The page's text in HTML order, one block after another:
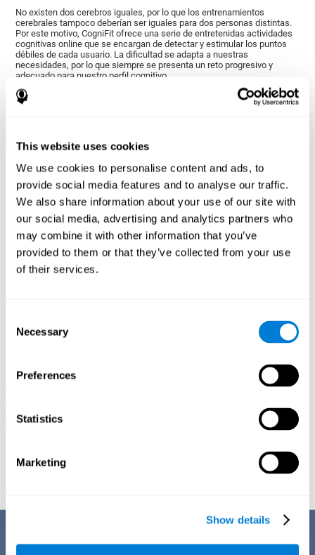
This website uses cookies
We use cookies to personalise content and ads, to
provide social media features and to analyse our traffic.
We also share information about your use of our site with
our social media, advertising and analytics partners who
may combine it with other information that you’ve
provided to them or that they’ve collected from your use
of their services.
Selection
Necessary
Preferences
Statistics
Marketing
Show details
No existen dos cerebros iguales, por lo que los entrenamientos
cerebrales tampoco deberían ser iguales para dos personas distintas.
Por este motivo, CogniFit ofrece una serie de entretenidas actividades
cognitivas online que se encargan de detectar y estimular los puntos
débiles de cada usuario. La dificultad se adapta a nuestras
necesidades, por lo que siempre se presenta un reto progresivo y
adecuado para nuestro perfil cognitivo.
El entrenamiento de CogniFit se basa en la neuroplasticidad para
fortalecer las capacidades cognitivas alteradas durante el tratamiento
adapte a las demandas que nos rodean. De esta forma, si el
requieren una reacción directa por nuestra parte, nuestro cerebro se
acabará adaptando para dar una respuesta más eficiente, modificando
nuestro cerebro y mejorando nuestro rendimiento.
Las actividades del entrenamiento de CogniFit específico para la
quimioneblina han sido seleccionadas para estimular las capacidades
cognitivas más alteradas tras el tratamiento del cáncer. Este
entrenamiento busca disminuir progresivamente el alcance del
deterioro cognitivo a través de diversas actividades de entrenamiento
cognitivo adaptado a nuestras necesidades.